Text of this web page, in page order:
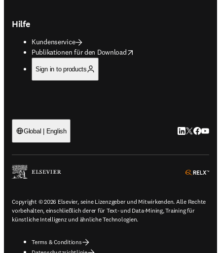
Hilfe
Kundenservice
Publikationen für den Download
opens in new tab/window
Sign in to products
Global | English LinkedIn
Twitter
Copyright © 2026 Elsevier, seine Lizenzgeber und Mitwirkenden. Alle Rechte
vorbehalten, einschließlich derer für Text- und Data-Mining, Training für
künstliche Intelligenz und ähnliche Technologien.
Terms & Conditions